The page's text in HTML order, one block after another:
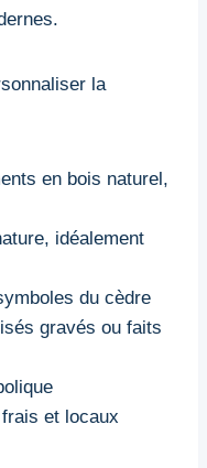
la
en bois naturel,
idéalement
du cèdre
gravés ou faits
et locaux